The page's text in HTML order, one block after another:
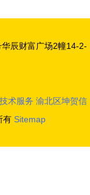
辰财富广场2幢14-2-
术服务 渝北区坤贺信
有 Sitemap